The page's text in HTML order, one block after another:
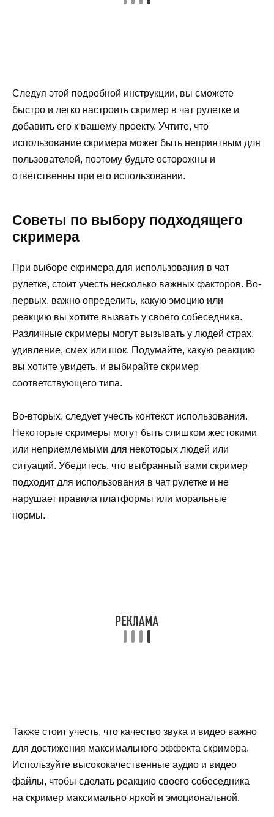
Следуя этой подробной инструкции, вы сможете
быстро и легко настроить скример в чат рулетке и
добавить его к вашему проекту. Учтите, что
использование скримера может быть неприятным для
пользователей, поэтому будьте осторожны и
ответственны при его использовании.
Советы по выбору подходящего
скримера
При выборе скримера для использования в чат
рулетке, стоит учесть несколько важных факторов. Во-
первых, важно определить, какую эмоцию или
реакцию вы хотите вызвать у своего собеседника.
Различные скримеры могут вызывать у людей страх,
удивление, смех или шок. Подумайте, какую реакцию
вы хотите увидеть, и выбирайте скример
соответствующего типа.
Во-вторых, следует учесть контекст использования.
Некоторые скримеры могут быть слишком жестокими
или неприемлемыми для некоторых людей или
ситуаций. Убедитесь, что выбранный вами скример
подходит для использования в чат рулетке и не
нарушает правила платформы или моральные
нормы.
Также стоит учесть, что качество звука и видео важно
для достижения максимального эффекта скримера.
Используйте высококачественные аудио и видео
файлы, чтобы сделать реакцию своего собеседника
на скример максимально яркой и эмоциональной.